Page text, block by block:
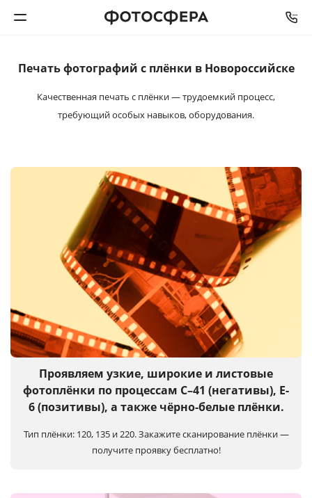
Печать фото
Интерьерная печать
Багетная мастерская
Услуги и сервис
Печать фотографий с плёнки в Новороссийске
Качественная печать с плёнки — трудоемкий процесс,
требующий особых навыков, оборудования.
Проявляем узкие, широкие и листовые
фотоплёнки по процессам C–41 (негативы), E-
6 (позитивы), а также чёрно-белые плёнки.
Тип плёнки: 120, 135 и 220.Закажите сканирование плёнки —
получите проявку бесплатно!